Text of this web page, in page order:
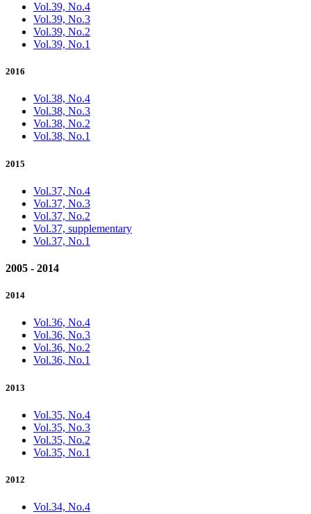
Vol.39, No.4
Vol.39, No.3
Vol.39, No.2
Vol.39, No.1
2016
Vol.38, No.4
Vol.38, No.3
Vol.38, No.2
Vol.38, No.1
2015
Vol.37, No.4
Vol.37, No.3
Vol.37, No.2
Vol.37, supplementary
Vol.37, No.1
2005 - 2014
2014
Vol.36, No.4
Vol.36, No.3
Vol.36, No.2
Vol.36, No.1
2013
Vol.35, No.4
Vol.35, No.3
Vol.35, No.2
Vol.35, No.1
2012
Vol.34, No.4